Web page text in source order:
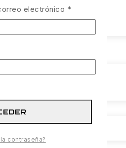
electrónico *Obligatorio
contraseña?